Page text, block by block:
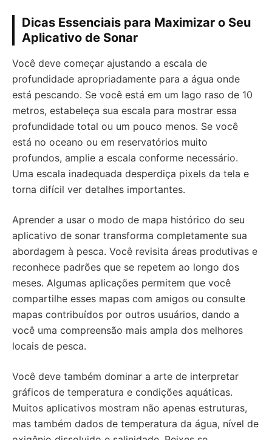
Dicas Essenciais para Maximizar o Seu
Aplicativo de Sonar
Você deve começar ajustando a escala de
profundidade apropriadamente para a água onde
está pescando. Se você está em um lago raso de 10
metros, estabeleça sua escala para mostrar essa
profundidade total ou um pouco menos. Se você
está no oceano ou em reservatórios muito
profundos, amplie a escala conforme necessário.
Uma escala inadequada desperdiça pixels da tela e
torna difícil ver detalhes importantes.
Aprender a usar o modo de mapa histórico do seu
aplicativo de sonar transforma completamente sua
abordagem à pesca. Você revisita áreas produtivas e
reconhece padrões que se repetem ao longo dos
meses. Algumas aplicações permitem que você
compartilhe esses mapas com amigos ou consulte
mapas contribuídos por outros usuários, dando a
você uma compreensão mais ampla dos melhores
locais de pesca.
Você deve também dominar a arte de interpretar
gráficos de temperatura e condições aquáticas.
Muitos aplicativos mostram não apenas estruturas,
mas também dados de temperatura da água, nível de